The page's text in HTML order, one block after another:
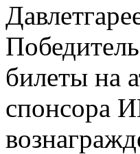
билеты на
спонсора